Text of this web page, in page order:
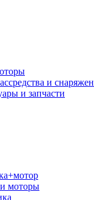
и
и запчасти
моторы